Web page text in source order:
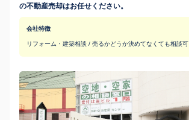
の不動産売却はお任せください。
会社特徴
リフォーム・建築相談 / 売るかどうか決めてなくても相談可